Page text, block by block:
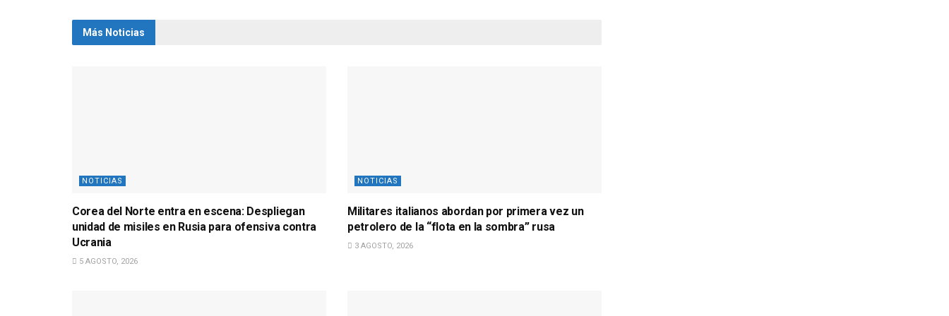
Más Noticias
NOTICIAS
Corea del Norte entra en escena: Despliegan
unidad de misiles en Rusia para ofensiva contra
Ucrania
5 AGOSTO, 2026
NOTICIAS
Militares italianos abordan por primera vez un
petrolero de la “flota en la sombra” rusa
3 AGOSTO, 2026